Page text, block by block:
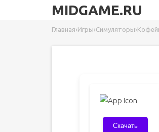
MIDGAME.RU
Главная›Игры›Симуляторы›
Скачать